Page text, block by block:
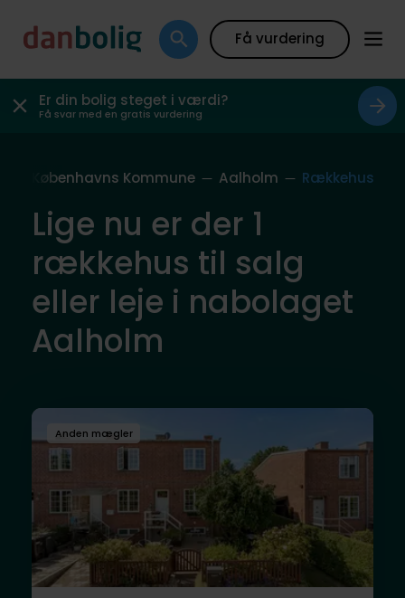
Få vurdering
Er din bolig steget i værdi?
Få svar med en gratis vurdering
Københavns Kommune Aalholm Rækkehus
Lige nu er der 1
rækkehus til salg
eller leje i nabolaget
Aalholm
Anden mægler